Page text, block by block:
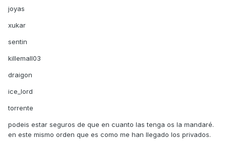
joyas
xukar
sentin
killemall03
draigon
ice_lord
torrente
podeis estar seguros de que en cuanto las tenga os la mandaré.
en este mismo orden que es como me han llegado los privados.